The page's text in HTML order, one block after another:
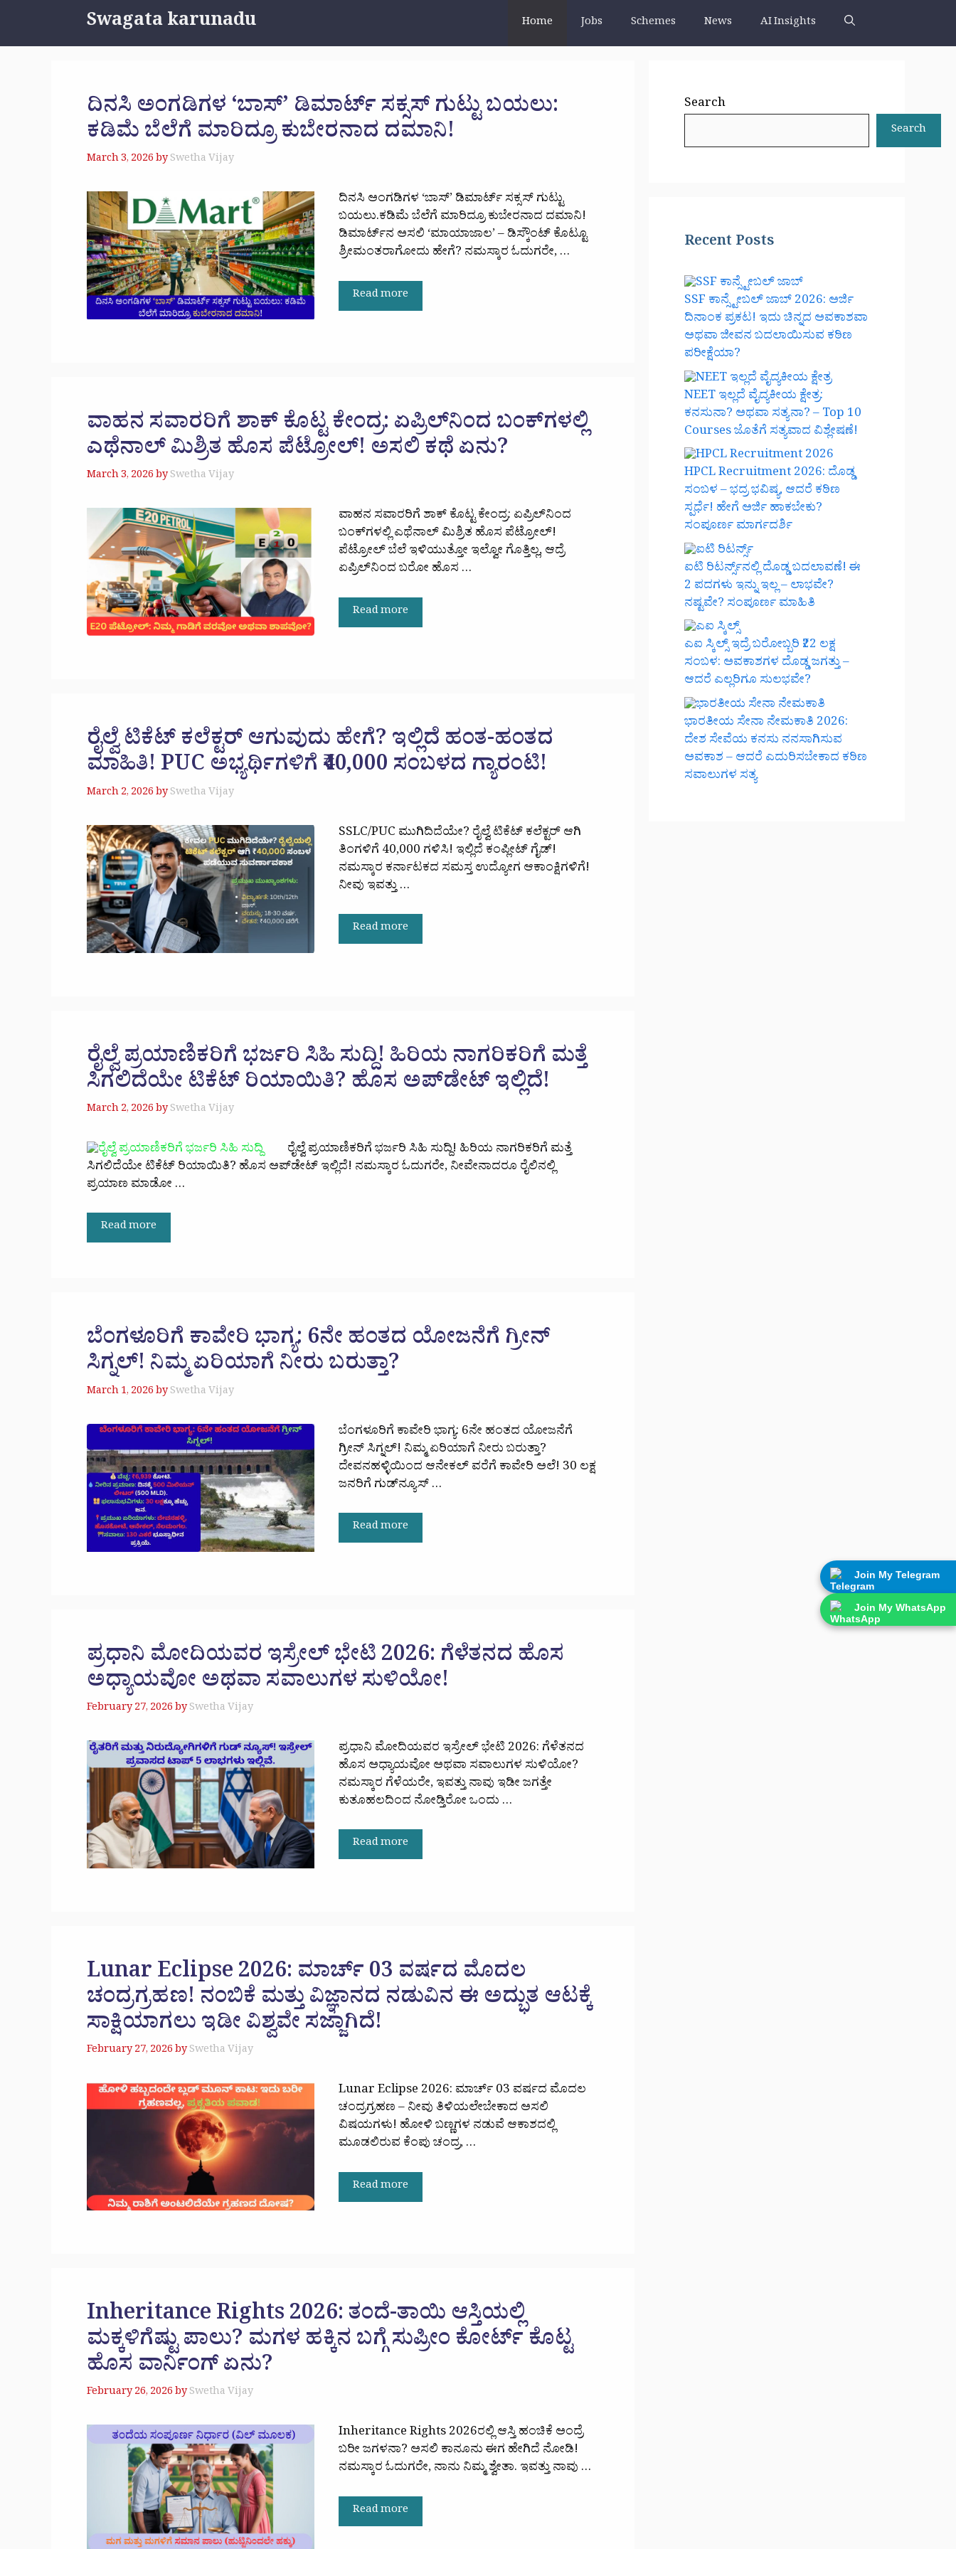
Join My Telegram
Join My WhatsApp
content
Swagata karunadu Home Jobs Schemes News AI Insights
ದಿನಸಿ ಅಂಗಡಿಗಳ ‘ಬಾಸ್’ ಡಿಮಾರ್ಟ್ ಸಕ್ಸಸ್ ಗುಟ್ಟು ಬಯಲು:
ಕಡಿಮೆ ಬೆಲೆಗೆ ಮಾರಿದ್ರೂ ಕುಬೇರನಾದ ದಮಾನಿ!
March 3, 2026bySwetha Vijay
ದಿನಸಿ ಅಂಗಡಿಗಳ ‘ಬಾಸ್’ ಡಿಮಾರ್ಟ್ ಸಕ್ಸಸ್ ಗುಟ್ಟು
ಬಯಲು.ಕಡಿಮೆ ಬೆಲೆಗೆ ಮಾರಿದ್ರೂ ಕುಬೇರನಾದ ದಮಾನಿ!
ಡಿಮಾರ್ಟ್‌ನ ಅಸಲಿ ‘ಮಾಯಾಜಾಲ’ – ಡಿಸ್ಕೌಂಟ್ ಕೊಟ್ಟೂ
ಶ್ರೀಮಂತರಾಗೋದು ಹೇಗೆ? ನಮಸ್ಕಾರ ಓದುಗರೇ, …
Read more
ವಾಹನ ಸವಾರರಿಗೆ ಶಾಕ್​ ಕೊಟ್ಟ ಕೇಂದ್ರ: ಏಪ್ರಿಲ್​ನಿಂದ ಬಂಕ್​ಗಳಲ್ಲಿ
ಎಥೆನಾಲ್​ ಮಿಶ್ರಿತ ಹೊಸ ಪೆಟ್ರೋಲ್! ಅಸಲಿ ಕಥೆ ಏನು?
March 3, 2026bySwetha Vijay
ವಾಹನ ಸವಾರರಿಗೆ ಶಾಕ್​ ಕೊಟ್ಟ ಕೇಂದ್ರ: ಏಪ್ರಿಲ್​ನಿಂದ
ಬಂಕ್​ಗಳಲ್ಲಿ ಎಥೆನಾಲ್​ ಮಿಶ್ರಿತ ಹೊಸ ಪೆಟ್ರೋಲ್!
ಪೆಟ್ರೋಲ್ ಬೆಲೆ ಇಳಿಯುತ್ತೋ ಇಲ್ವೋ ಗೊತ್ತಿಲ್ಲ, ಆದ್ರೆ
ಏಪ್ರಿಲ್‌ನಿಂದ ಬರೋ ಹೊಸ …
Read more
ರೈಲ್ವೆ ಟಿಕೆಟ್ ಕಲೆಕ್ಟರ್ ಆಗುವುದು ಹೇಗೆ? ಇಲ್ಲಿದೆ ಹಂತ-ಹಂತದ
ಮಾಹಿತಿ! PUC ಅಭ್ಯರ್ಥಿಗಳಿಗೆ ₹40,000 ಸಂಬಳದ ಗ್ಯಾರಂಟಿ!
March 2, 2026bySwetha Vijay
SSLC/PUC ಮುಗಿದಿದೆಯೇ? ರೈಲ್ವೆ ಟಿಕೆಟ್ ಕಲೆಕ್ಟರ್ ಆಗಿ
ತಿಂಗಳಿಗೆ 40,000 ಗಳಿಸಿ! ಇಲ್ಲಿದೆ ಕಂಪ್ಲೀಟ್ ಗೈಡ್!
ನಮಸ್ಕಾರ ಕರ್ನಾಟಕದ ಸಮಸ್ತ ಉದ್ಯೋಗ ಆಕಾಂಕ್ಷಿಗಳಿಗೆ!
ನೀವು ಇವತ್ತು …
Read more
ರೈಲ್ವೆ ಪ್ರಯಾಣಿಕರಿಗೆ ಭರ್ಜರಿ ಸಿಹಿ ಸುದ್ದಿ! ಹಿರಿಯ ನಾಗರಿಕರಿಗೆ ಮತ್ತೆ
ಸಿಗಲಿದೆಯೇ ಟಿಕೆಟ್ ರಿಯಾಯಿತಿ? ಹೊಸ ಅಪ್‌ಡೇಟ್ ಇಲ್ಲಿದೆ!
March 2, 2026bySwetha Vijay
ರೈಲ್ವೆ ಪ್ರಯಾಣಿಕರಿಗೆ ಭರ್ಜರಿ ಸಿಹಿ ಸುದ್ದಿ! ಹಿರಿಯ ನಾಗರಿಕರಿಗೆ ಮತ್ತೆ
ಸಿಗಲಿದೆಯೇ ಟಿಕೆಟ್ ರಿಯಾಯಿತಿ? ಹೊಸ ಅಪ್‌ಡೇಟ್ ಇಲ್ಲಿದೆ! ನಮಸ್ಕಾರ ಓದುಗರೇ, ನೀವೇನಾದರೂ ರೈಲಿನಲ್ಲಿ
ಪ್ರಯಾಣ ಮಾಡೋ …
Read more
ಬೆಂಗಳೂರಿಗೆ ಕಾವೇರಿ ಭಾಗ್ಯ: 6ನೇ ಹಂತದ ಯೋಜನೆಗೆ ಗ್ರೀನ್
ಸಿಗ್ನಲ್! ನಿಮ್ಮ ಏರಿಯಾಗೆ ನೀರು ಬರುತ್ತಾ?
March 1, 2026bySwetha Vijay
ಬೆಂಗಳೂರಿಗೆ ಕಾವೇರಿ ಭಾಗ್ಯ: 6ನೇ ಹಂತದ ಯೋಜನೆಗೆ
ಗ್ರೀನ್ ಸಿಗ್ನಲ್! ನಿಮ್ಮ ಏರಿಯಾಗೆ ನೀರು ಬರುತ್ತಾ?
ದೇವನಹಳ್ಳಿಯಿಂದ ಆನೇಕಲ್ ವರೆಗೆ ಕಾವೇರಿ ಅಲೆ! 30 ಲಕ್ಷ
ಜನರಿಗೆ ಗುಡ್‌ನ್ಯೂಸ್ …
Read more
ಪ್ರಧಾನಿ ಮೋದಿಯವರ ಇಸ್ರೇಲ್ ಭೇಟಿ 2026: ಗೆಳೆತನದ ಹೊಸ
ಅಧ್ಯಾಯವೋ ಅಥವಾ ಸವಾಲುಗಳ ಸುಳಿಯೋ!
February 27, 2026bySwetha Vijay
ಪ್ರಧಾನಿ ಮೋದಿಯವರ ಇಸ್ರೇಲ್ ಭೇಟಿ 2026: ಗೆಳೆತನದ
ಹೊಸ ಅಧ್ಯಾಯವೋ ಅಥವಾ ಸವಾಲುಗಳ ಸುಳಿಯೋ?
ನಮಸ್ಕಾರ ಗೆಳೆಯರೇ, ಇವತ್ತು ನಾವು ಇಡೀ ಜಗತ್ತೇ
ಕುತೂಹಲದಿಂದ ನೋಡ್ತಿರೋ ಒಂದು …
Read more
Lunar Eclipse 2026: ಮಾರ್ಚ್ 03 ವರ್ಷದ ಮೊದಲ
ಚಂದ್ರಗ್ರಹಣ! ನಂಬಿಕೆ ಮತ್ತು ವಿಜ್ಞಾನದ ನಡುವಿನ ಈ ಅದ್ಭುತ ಆಟಕ್ಕೆ
ಸಾಕ್ಷಿಯಾಗಲು ಇಡೀ ವಿಶ್ವವೇ ಸಜ್ಜಾಗಿದೆ!
February 27, 2026bySwetha Vijay
Lunar Eclipse 2026: ಮಾರ್ಚ್ 03 ವರ್ಷದ ಮೊದಲ
ಚಂದ್ರಗ್ರಹಣ – ನೀವು ತಿಳಿಯಲೇಬೇಕಾದ ಅಸಲಿ
ವಿಷಯಗಳು! ಹೋಳಿ ಬಣ್ಣಗಳ ನಡುವೆ ಆಕಾಶದಲ್ಲಿ
ಮೂಡಲಿರುವ ಕೆಂಪು ಚಂದ್ರ, …
Read more
Inheritance Rights 2026: ತಂದೆ-ತಾಯಿ ಆಸ್ತಿಯಲ್ಲಿ
ಮಕ್ಕಳಿಗೆಷ್ಟು ಪಾಲು? ಮಗಳ ಹಕ್ಕಿನ ಬಗ್ಗೆ ಸುಪ್ರೀಂ ಕೋರ್ಟ್ ಕೊಟ್ಟ
ಹೊಸ ವಾರ್ನಿಂಗ್ ಏನು?
February 26, 2026bySwetha Vijay
Inheritance Rights 2026ರಲ್ಲಿ ಆಸ್ತಿ ಹಂಚಿಕೆ ಅಂದ್ರೆ
ಬರೀ ಜಗಳನಾ? ಅಸಲಿ ಕಾನೂನು ಈಗ ಹೇಗಿದೆ ನೋಡಿ!
ನಮಸ್ಕಾರ ಓದುಗರೇ, ನಾನು ನಿಮ್ಮ ಶ್ವೇತಾ. ಇವತ್ತು ನಾವು …
Read more
Search
Search
Recent Posts
SSF ಕಾನ್ಸ್ಟೇಬಲ್ ಜಾಬ್ 2026: ಅರ್ಜಿ
ದಿನಾಂಕ ಪ್ರಕಟ! ಇದು ಚಿನ್ನದ ಅವಕಾಶವಾ
ಅಥವಾ ಜೀವನ ಬದಲಾಯಿಸುವ ಕಠಿಣ
ಪರೀಕ್ಷೆಯಾ?
NEET ಇಲ್ಲದೆ ವೈದ್ಯಕೀಯ ಕ್ಷೇತ್ರ:
ಕನಸುನಾ? ಅಥವಾ ಸತ್ಯನಾ? – Top 10
Courses ಜೊತೆಗೆ ಸತ್ಯವಾದ ವಿಶ್ಲೇಷಣೆ!
HPCL Recruitment 2026: ದೊಡ್ಡ
ಸಂಬಳ – ಭದ್ರ ಭವಿಷ್ಯ, ಆದರೆ ಕಠಿಣ
ಸ್ಪರ್ಧೆ! ಹೇಗೆ ಅರ್ಜಿ ಹಾಕಬೇಕು?
ಸಂಪೂರ್ಣ ಮಾರ್ಗದರ್ಶಿ
ಐಟಿ ರಿಟರ್ನ್ಸ್‌ನಲ್ಲಿ ದೊಡ್ಡ ಬದಲಾವಣೆ! ಈ
2 ಪದಗಳು ಇನ್ನು ಇಲ್ಲ – ಲಾಭವೇ?
ನಷ್ಟವೇ? ಸಂಪೂರ್ಣ ಮಾಹಿತಿ
ಎಐ ಸ್ಕಿಲ್ಸ್ ಇದ್ರೆ ಬರೋಬ್ಬರಿ ₹22 ಲಕ್ಷ
ಸಂಬಳ: ಅವಕಾಶಗಳ ದೊಡ್ಡ ಜಗತ್ತು –
ಆದರೆ ಎಲ್ಲರಿಗೂ ಸುಲಭವೇ?
ಭಾರತೀಯ ಸೇನಾ ನೇಮಕಾತಿ 2026:
ದೇಶ ಸೇವೆಯ ಕನಸು ನನಸಾಗಿಸುವ
ಅವಕಾಶ – ಆದರೆ ಎದುರಿಸಬೇಕಾದ ಕಠಿಣ
ಸವಾಲುಗಳ ಸತ್ಯ